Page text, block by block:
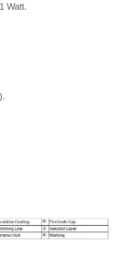
Watt.